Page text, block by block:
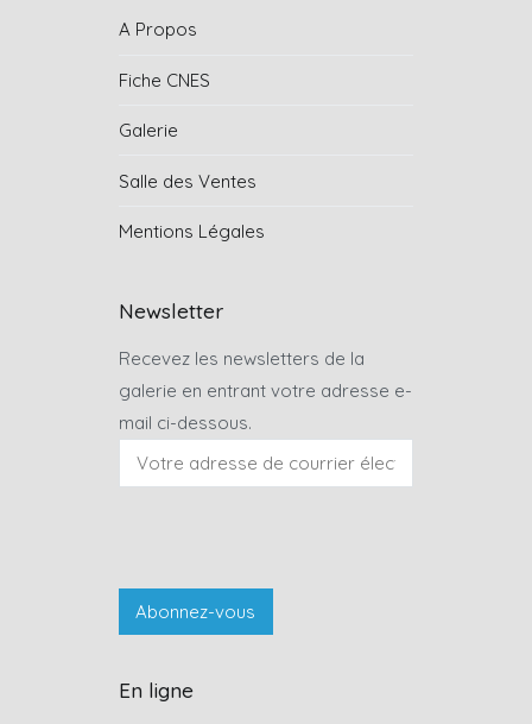
A Propos
Fiche CNES
Galerie
Salle des Ventes
Mentions Légales
Newsletter
Recevez les newsletters de la
galerie en entrant votre adresse e-
mail ci-dessous.
En ligne